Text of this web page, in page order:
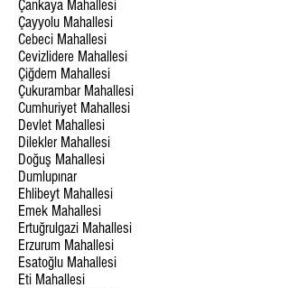
Çankaya Mahallesi
Çayyolu Mahallesi
Cebeci Mahallesi
Cevizlidere Mahallesi
Çiğdem Mahallesi
Çukurambar Mahallesi
Cumhuriyet Mahallesi
Devlet Mahallesi
Dilekler Mahallesi
Doğuş Mahallesi
Dumlupınar
Ehlibeyt Mahallesi
Emek Mahallesi
Ertuğrulgazi Mahallesi
Erzurum Mahallesi
Esatoğlu Mahallesi
Eti Mahallesi